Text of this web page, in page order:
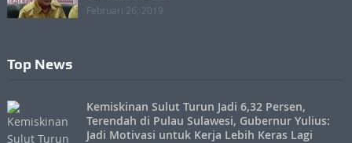
Februari 26, 2019
Top News
Kemiskinan Sulut Turun Jadi 6,32 Persen,
Terendah di Pulau Sulawesi, Gubernur Yulius:
Jadi Motivasi untuk Kerja Lebih Keras Lagi